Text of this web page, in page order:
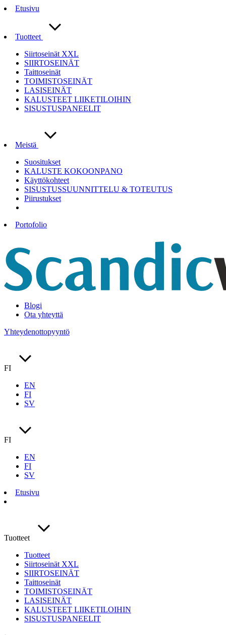
Etusivu
Tuotteet
Siirtoseinät XXL
SIIRTOSEINÄT
Taittoseinät
TOIMISTOSEINÄT
LASISEINÄT
KALUSTEET LIIKETILOIHIN
SISUSTUSPANEELIT
Meistä
Suositukset
KALUSTE KOKOONPANO
Käyttökohteet
SISUSTUSSUUNNITTELU & TOTEUTUS
Piirustukset
Portofolio
Blogi
Ota yhteyttä
Yhteydenottopyyntö
FI
EN
FI
SV
FI
EN
FI
SV
Etusivu
Tuotteet
Tuotteet
Siirtoseinät XXL
SIIRTOSEINÄT
Taittoseinät
TOIMISTOSEINÄT
LASISEINÄT
KALUSTEET LIIKETILOIHIN
SISUSTUSPANEELIT